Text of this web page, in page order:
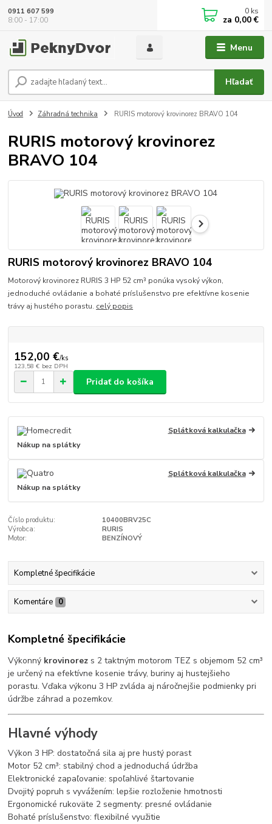
Menu
Hľadať
0911 607 599
8:00 - 17:00
0 ks
za 0,00 €
Úvod Záhradná technika RURIS motorový krovinorez BRAVO 104
RURIS motorový krovinorez
BRAVO 104
RURIS motorový krovinorez BRAVO 104
Motorový krovinorez RURIS 3 HP 52 cm³ ponúka vysoký výkon,
jednoduché ovládanie a bohaté príslušenstvo pre efektívne kosenie
trávy aj hustého porastu. celý popis
152,00 €/ks
123,58 € bez DPH
Pridať do košíka
Splátková kalkulačka
Nákup na splátky
Splátková kalkulačka
Nákup na splátky
Číslo produktu:
10400BRV25C
Výrobca:
RURIS
Motor:
BENZÍNOVÝ
Kompletné špecifikácie
Komentáre 0
Kompletné špecifikácie
Výkonný krovinorez s 2 taktným motorom TEZ s objemom 52 cm³
je určený na efektívne kosenie trávy, buriny aj hustejšieho
porastu. Vďaka výkonu 3 HP zvláda aj náročnejšie podmienky pri
údržbe záhrad a pozemkov.
Hlavné výhody
Výkon 3 HP: dostatočná sila aj pre hustý porast
Motor 52 cm³: stabilný chod a jednoduchá údržba
Elektronické zapaľovanie: spoľahlivé štartovanie
Dvojitý popruh s vyvážením: lepšie rozloženie hmotnosti
Ergonomické rukoväte 2 segmenty: presné ovládanie
Bohaté príslušenstvo: flexibilné využitie